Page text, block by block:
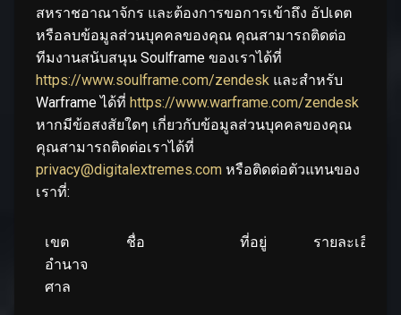
สหราชอาณาจักร และต้องการขอการเข้าถึง อัปเดต
หรือลบข้อมูลส่วนบุคคลของคุณ คุณสามารถติดต่อ
ทีมงานสนับสนุน Soulframe ของเราได้ที่
https://www.soulframe.com/zendesk และสำหรับ
Warframe ได้ที่ https://www.warframe.com/zendesk
หากมีข้อสงสัยใดๆ เกี่ยวกับข้อมูลส่วนบุคคลของคุณ
คุณสามารถติดต่อเราได้ที่
privacy@digitalextremes.com หรือติดต่อตัวแทนของ
เราที่:
เขต
อำนาจ
ศาล
ชื่อ ที่อยู่ รายละเอียดก